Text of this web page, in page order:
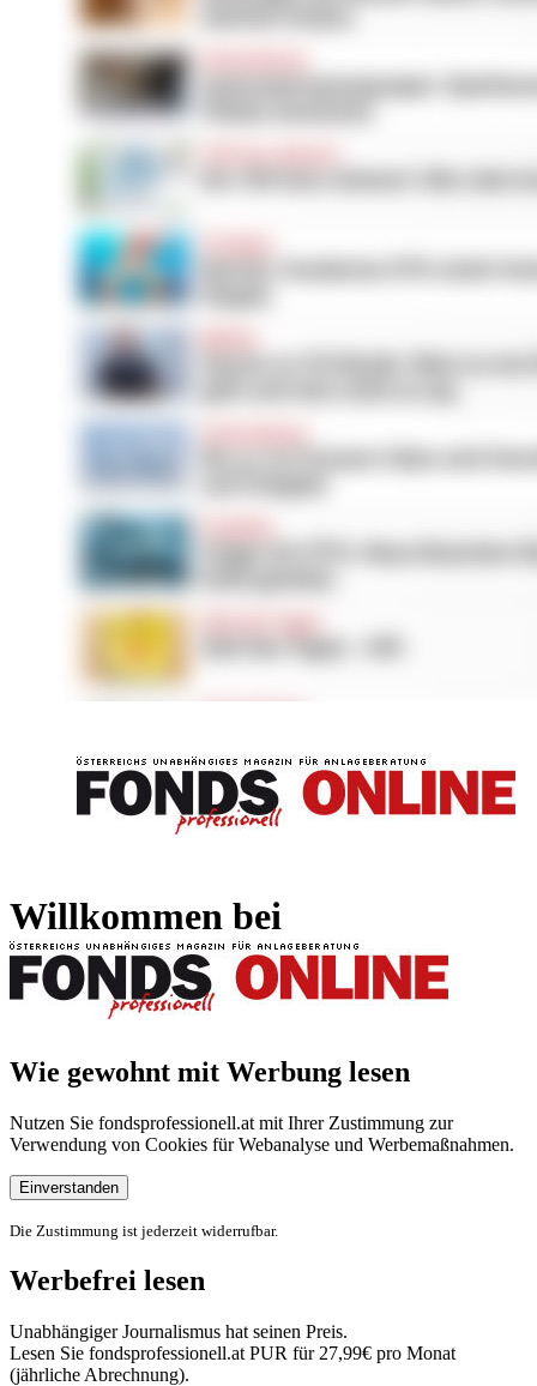
Willkommen bei
Wie gewohnt mit Werbung lesen
Nutzen Sie fondsprofessionell.at mit Ihrer Zustimmung zur
Verwendung von Cookies für Webanalyse und Werbemaßnahmen.
Einverstanden
Die Zustimmung ist jederzeit widerrufbar.
Werbefrei lesen
Unabhängiger Journalismus hat seinen Preis.
Lesen Sie fondsprofessionell.at PUR für 27,99€ pro Monat
(jährliche Abrechnung).